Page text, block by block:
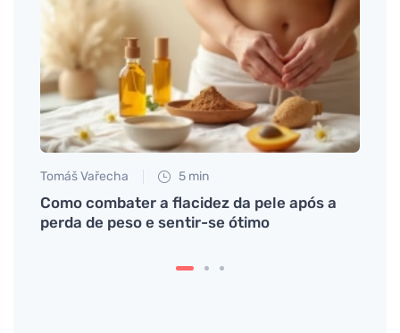
Tomáš Vařecha 5 min
Como combater a flacidez da pele após a
perda de peso e sentir-se ótimo